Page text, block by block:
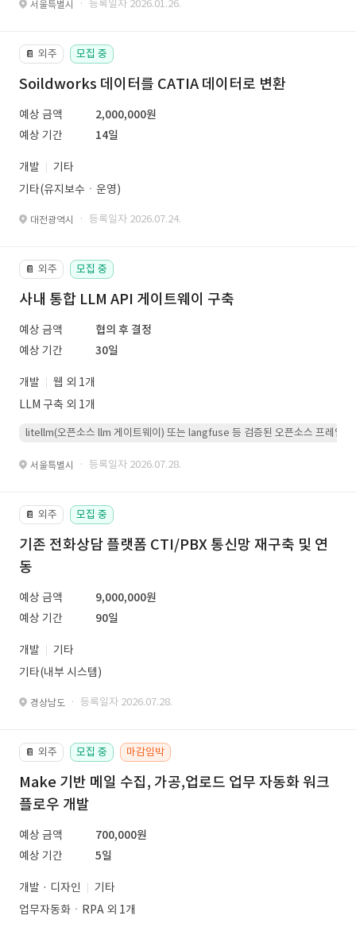
서울특별시 · 등록일자 2026.01.26.
📔 외주 모집 중
Soildworks 데이터를 CATIA 데이터로 변환
예상 금액
2,000,000원
예상 기간
14일
개발
기타
기타(유지보수ㆍ운영)
대전광역시 · 등록일자 2026.07.24.
📔 외주 모집 중
사내 통합 LLM API 게이트웨이 구축
예상 금액
협의 후 결정
예상 기간
30일
개발
웹 외 1개
LLM 구축 외 1개
litellm(오픈소스 llm 게이트웨이) 또는 langfuse 등 검증된 오픈소스 프레임워
서울특별시 · 등록일자 2026.07.28.
📔 외주 모집 중
기존 전화상담 플랫폼 CTI/PBX 통신망 재구축 및 연
동
예상 금액
9,000,000원
예상 기간
90일
개발
기타
기타(내부 시스템)
경상남도 · 등록일자 2026.07.28.
📔 외주 모집 중 마감임박
Make 기반 메일 수집, 가공,업로드 업무 자동화 워크
플로우 개발
예상 금액
700,000원
예상 기간
5일
개발 · 디자인
기타
업무자동화ㆍRPA 외 1개